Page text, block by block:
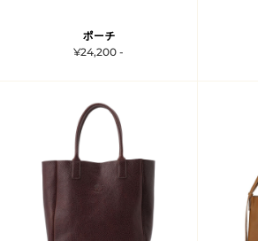
ポーチ
¥24,200 -